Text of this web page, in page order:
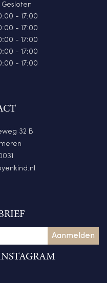
Gesloten
- 17:00
- 17:00
- 17:00
- 17:00
- 17:00
32 B